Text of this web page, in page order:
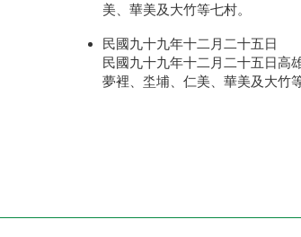
美、華美及大竹等七村。
民國九十九年十二月二十五日
民國九十九年十二月二十五日高
夢裡、坔埔、仁美、華美及大竹